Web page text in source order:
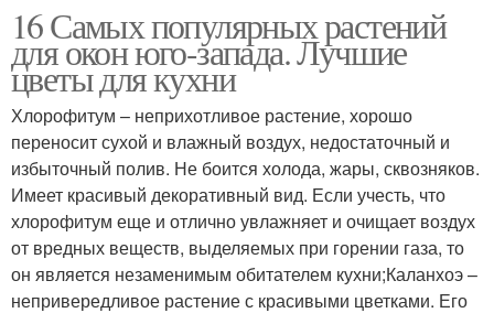
16 Самых популярных растений
для окон юго-запада. Лучшие
цветы для кухни
Хлорофитум – неприхотливое растение, хорошо
переносит сухой и влажный воздух, недостаточный и
избыточный полив. Не боится холода, жары, сквозняков.
Имеет красивый декоративный вид. Если учесть, что
хлорофитум еще и отлично увлажняет и очищает воздух
от вредных веществ, выделяемых при горении газа, то
он является незаменимым обитателем кухни;Каланхоэ –
непривередливое растение с красивыми цветками. Его